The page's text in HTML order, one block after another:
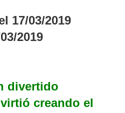
17/03/2019
2019
divertido
creando el